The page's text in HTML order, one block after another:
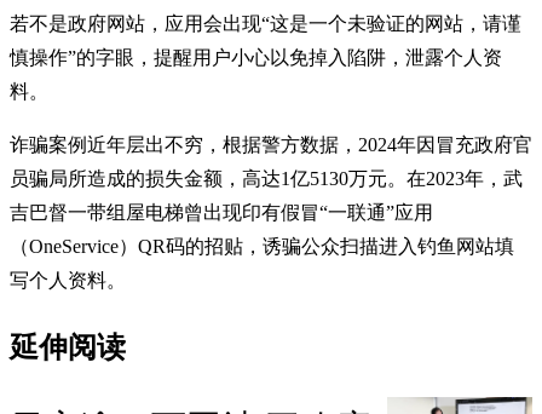
若不是政府网站，应用会出现“这是一个未验证的网站，请谨
慎操作”的字眼，提醒用户小心以免掉入陷阱，泄露个人资
料。
诈骗案例近年层出不穷，根据警方数据，2024年因冒充政府官
员骗局所造成的损失金额，高达1亿5130万元。在2023年，武
吉巴督一带组屋电梯曾出现印有假冒“一联通”应用
（OneService）QR码的招贴，诱骗公众扫描进入钓鱼网站填
写个人资料。
延伸阅读